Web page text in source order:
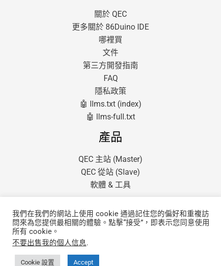
關於 QEC
更多關於 86Duino IDE
哪裡買
文件
第三方開發指南
FAQ
隱私政策
🤖 llms.txt (index)
🤖 llms-full.txt
產品
QEC 主站 (Master)
QEC 從站 (Slave)
軟體 & 工具
版權所有 © 2026 QEC.
由昭營科技股份有限公司提供支持
我們在我們的網站上使用 cookie 通過記住您的偏好和重複訪
問來為您提供最相關的體驗。點擊“接受”，即表示您同意使用
所有 cookie。
不要出售我的個人信息.
Cookie 設置 Accept